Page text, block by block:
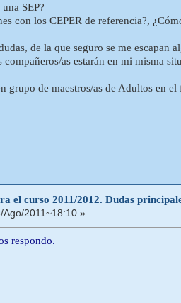
SEP?
con los CEPER de referencia?,
de la que seguro se me escapan
as estarán en mi misma
grupo de maestros/as de Adultos en
el curso 2011/2012. Dudas
Ago/2011~18:10 »
respondo.